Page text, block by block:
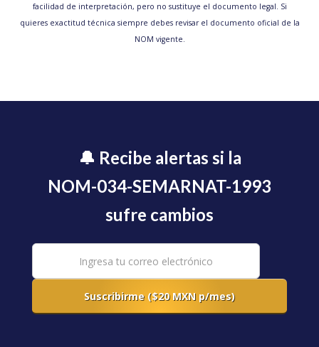
facilidad de interpretación, pero no sustituye el documento legal. Si
quieres exactitud técnica siempre debes revisar el documento oficial de la
NOM vigente.
🔔 Recibe alertas si la
NOM-034-SEMARNAT-1993
sufre cambios